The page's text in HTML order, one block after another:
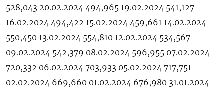
528,043 20.02.2024 494,965 19.02.2024 541,127
16.02.2024 494,422 15.02.2024 459,661 14.02.2024
550,450 13.02.2024 554,810 12.02.2024 534,567
09.02.2024 542,379 08.02.2024 596,955 07.02.2024
720,332 06.02.2024 703,933 05.02.2024 717,751
02.02.2024 669,660 01.02.2024 676,980 31.01.2024